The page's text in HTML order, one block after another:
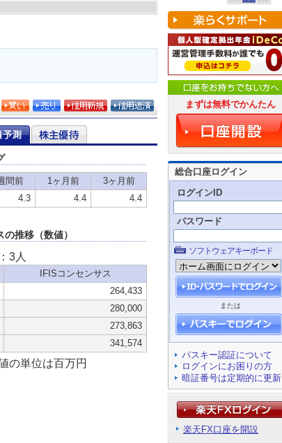
まずは無料でかんたん
総合口座ログイン
ログインID
パスワード
ソフトウェアキーボード
または
パスキー認証について
ログインにお困りの方
暗証番号は定期的に更新
楽天FX口座を開設